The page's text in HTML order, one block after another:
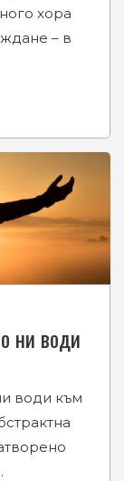
хора
– в
ни води
води към